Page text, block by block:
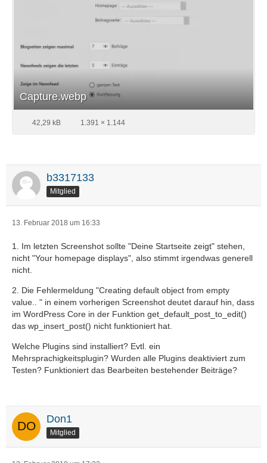
Capture.webp
42,29 kB 1.391 × 1.144
b3317133
Mitglied
13. Februar 2018 um 16:33
1. Im letzten Screenshot sollte "Deine Startseite zeigt" stehen,
nicht "Your homepage displays", also stimmt irgendwas generell
nicht.
2. Die Fehlermeldung "Creating default object from empty
value.. " in einem vorherigen Screenshot deutet darauf hin, dass
im WordPress Core in der Funktion get_default_post_to_edit()
das wp_insert_post() nicht funktioniert hat.
Welche Plugins sind installiert? Evtl. ein
Mehrsprachigkeitsplugin? Wurden alle Plugins deaktiviert zum
Testen? Funktioniert das Bearbeiten bestehender Beiträge?
Don1
Mitglied